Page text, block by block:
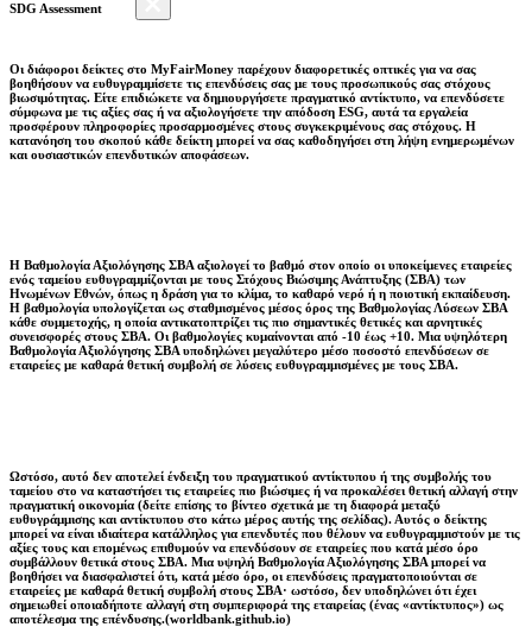
SDG Assessment
Οι διάφοροι δείκτες στο MyFairMoney παρέχουν διαφορετικές οπτικές για να σας
βοηθήσουν να ευθυγραμμίσετε τις επενδύσεις σας με τους προσωπικούς σας στόχους
βιωσιμότητας. Είτε επιδιώκετε να δημιουργήσετε πραγματικό αντίκτυπο, να επενδύσετε
σύμφωνα με τις αξίες σας ή να αξιολογήσετε την απόδοση ESG, αυτά τα εργαλεία
προσφέρουν πληροφορίες προσαρμοσμένες στους συγκεκριμένους σας στόχους. Η
κατανόηση του σκοπού κάθε δείκτη μπορεί να σας καθοδηγήσει στη λήψη ενημερωμένων
και ουσιαστικών επενδυτικών αποφάσεων.
Η Βαθμολογία Αξιολόγησης ΣΒΑ αξιολογεί το βαθμό στον οποίο οι υποκείμενες εταιρείες
ενός ταμείου ευθυγραμμίζονται με τους Στόχους Βιώσιμης Ανάπτυξης (ΣΒΑ) των
Ηνωμένων Εθνών, όπως η δράση για το κλίμα, το καθαρό νερό ή η ποιοτική εκπαίδευση.
Η βαθμολογία υπολογίζεται ως σταθμισμένος μέσος όρος της Βαθμολογίας Λύσεων ΣΒΑ
κάθε συμμετοχής, η οποία αντικατοπτρίζει τις πιο σημαντικές θετικές και αρνητικές
συνεισφορές στους ΣΒΑ. Οι βαθμολογίες κυμαίνονται από -10 έως +10. Μια υψηλότερη
Βαθμολογία Αξιολόγησης ΣΒΑ υποδηλώνει μεγαλύτερο μέσο ποσοστό επενδύσεων σε
εταιρείες με καθαρά θετική συμβολή σε λύσεις ευθυγραμμισμένες με τους ΣΒΑ.
Ωστόσο, αυτό δεν αποτελεί ένδειξη του πραγματικού αντίκτυπου ή της συμβολής του
ταμείου στο να καταστήσει τις εταιρείες πιο βιώσιμες ή να προκαλέσει θετική αλλαγή στην
πραγματική οικονομία (δείτε επίσης το βίντεο σχετικά με τη διαφορά μεταξύ
ευθυγράμμισης και αντίκτυπου στο κάτω μέρος αυτής της σελίδας). Αυτός ο δείκτης
μπορεί να είναι ιδιαίτερα κατάλληλος για επενδυτές που θέλουν να ευθυγραμμιστούν με τις
αξίες τους και επομένως επιθυμούν να επενδύσουν σε εταιρείες που κατά μέσο όρο
συμβάλλουν θετικά στους ΣΒΑ. Μια υψηλή Βαθμολογία Αξιολόγησης ΣΒΑ μπορεί να
βοηθήσει να διασφαλιστεί ότι, κατά μέσο όρο, οι επενδύσεις πραγματοποιούνται σε
εταιρείες με καθαρά θετική συμβολή στους ΣΒΑ· ωστόσο, δεν υποδηλώνει ότι έχει
σημειωθεί οποιαδήποτε αλλαγή στη συμπεριφορά της εταιρείας (ένας «αντίκτυπος») ως
αποτέλεσμα της επένδυσης.(worldbank.github.io)